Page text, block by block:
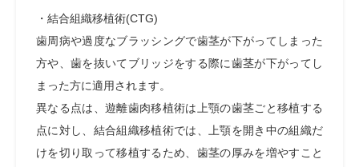
・結合組織移植術(CTG)
歯周病や過度なブラッシングで歯茎が下がってしまった
方や、歯を抜いてブリッジをする際に歯茎が下がってし
まった方に適用されます。
異なる点は、遊離歯肉移植術は上顎の歯茎ごと移植する
点に対し、結合組織移植術では、上顎を開き中の組織だ
けを切り取って移植するため、歯茎の厚みを増やすこと